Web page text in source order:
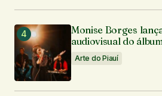
Monise Borges
audiovisual do
Arte do Piauí